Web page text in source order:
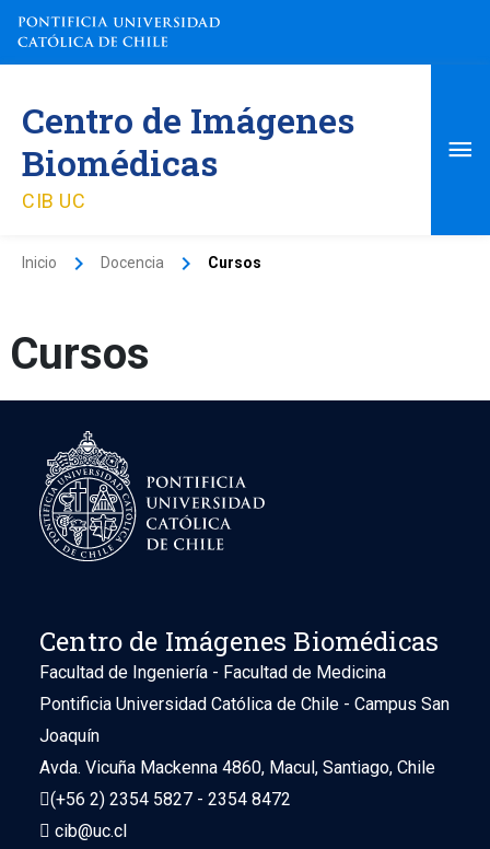
contenido
Centro de Imágenes
Biomédicas
CIB UC
Inicio Docencia Cursos
Cursos
Centro de Imágenes Biomédicas
Facultad de Ingeniería - Facultad de Medicina
Pontificia Universidad Católica de Chile - Campus San
Joaquín
Avda. Vicuña Mackenna 4860, Macul, Santiago, Chile
(+56 2) 2354 5827 - 2354 8472
cib@uc.cl